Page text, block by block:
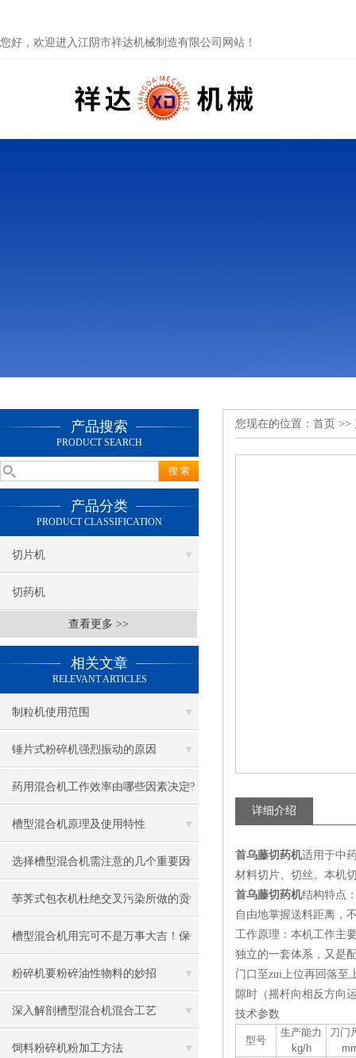
您好，欢迎进入江阴市祥达机械制造有限公司网站！
产品搜索
PRODUCT SEARCH
产品分类
PRODUCT CLASSIFICATION
切片机
切药机
查看更多 >>
相关文章
RELEVANT ARTICLES
制粒机使用范围
锤片式粉碎机强烈振动的原因
药用混合机工作效率由哪些因素决定?
槽型混合机原理及使用特性
选择槽型混合机需注意的几个重要因
素
荸荠式包衣机杜绝交叉污染所做的贡
献
槽型混合机用完可不是万事大吉！保
养工作一定不能忘
粉碎机要粉碎油性物料的妙招
深入解剖槽型混合机混合工艺
饲料粉碎机粉加工方法
您现在的位置： 首页 >>
详细介绍
首乌藤切药机适用于中
材料切片、切丝。本机
首乌藤切药机结构特点
自由地掌握送料距离，
工作原理：本机工作主
独立的一套体系，又是
门口至zui上位再回落至
隙时（摇杆向相反方向
技术参数
型号
生产能力
kg/h
刀门